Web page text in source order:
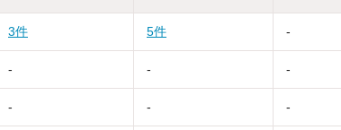
3件 5件 -
- - -
- - -